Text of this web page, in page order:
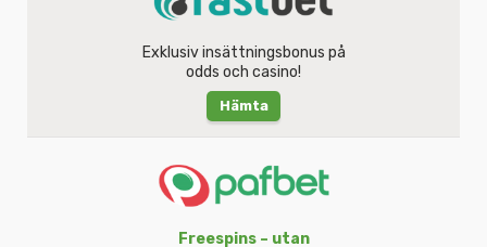
Exklusiv insättningsbonus på
odds och casino!
Hämta
Freespins – utan